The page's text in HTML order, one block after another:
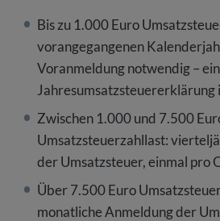
Bis zu 1.000 Euro
vorangegangenen
Voranmeldung notwendig –
Jahresumsatzsteuererklärung
Zwischen 1.000 und 7.500
Umsatzsteuerzahllast:
der Umsatzsteuer, einmal pro
Über 7.500 Euro
monatliche Anmeldung der